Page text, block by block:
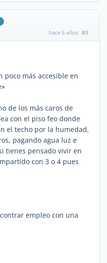
hace 6 años #3
poco más accesible en
de los más caros de
con el piso feo donde
el techo por la humedad,
pagando agua luz e
tienes pensado vivir en
con 3 o 4 pues
empleo con una